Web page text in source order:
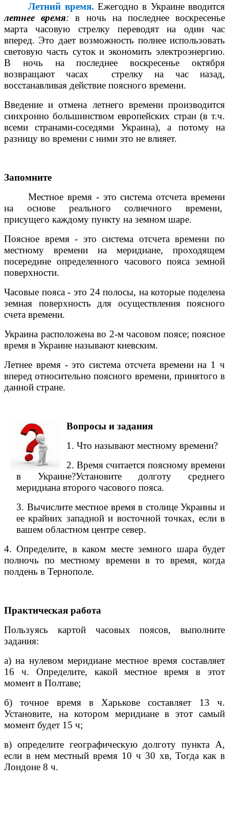
Летний время. Ежегодно в Украине вводится
летнее время:в ночь на последнее воскресенье
марта часовую стрелку переводят на один час
вперед. Это дает возможность полнее использовать
световую часть суток и экономить электроэнергию.
В ночь на последнее воскресенье октября
возвращают часах
стрелку на час назад,
восстанавливая действие поясного времени.
Введение и отмена летнего времени производится
синхронно большинством европейских стран (в т.ч.
всеми странами-соседями Украина), а потому на
разницу во времени с ними это не влияет.
Запомните
Местное время - это система отсчета времени
на основе реального солнечного времени,
присущего каждому пункту на земном шаре.
Поясное время - это система отсчета времени по
местному времени на меридиане, проходящем
посередине определенного часового пояса земной
поверхности.
Часовые пояса - это 24 полосы, на которые поделена
земная поверхность для осуществления поясного
счета времени.
Украина расположена во 2-м часовом поясе; поясное
время в Украине называют киевским.
Летнее время - это система отсчета времени на 1 ч
вперед относительно поясного времени, принятого в
данной стране.
Вопросы и задания
1. Что называют местному времени?
2. Время считается поясному времени
в Украине?Установите долготу среднего
меридиана второго часового пояса.
3. Вычислите местное время в столице Украины и
ее крайних западной и восточной точках, если в
вашем областном центре север.
4. Определите, в каком месте земного шара будет
полночь по местному времени в то время, когда
полдень в Тернополе.
Практическая работа
Пользуясь картой часовых поясов, выполните
задания:
а) на нулевом меридиане местное время составляет
16 ч. Определите, какой местное время в этот
момент в Полтаве;
б) точное время в Харькове составляет 13 ч.
Установите, на котором меридиане в этот самый
момент будет 15 ч;
в) определите географическую долготу пункта А,
если в нем местный время 10 ч 30 хв, Тогда как в
Лондоне 8 ч.